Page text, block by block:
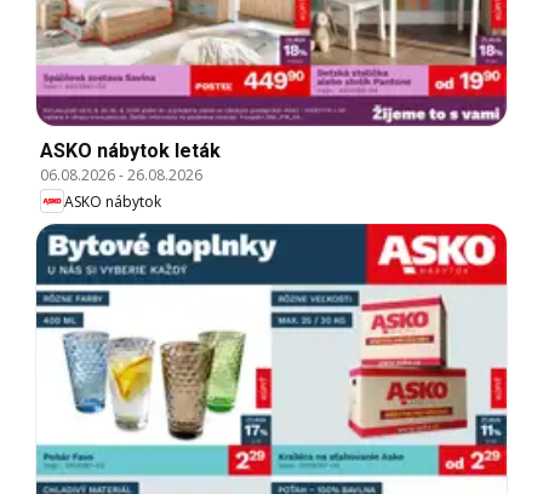
ASKO nábytok leták
06.08.2026-26.08.2026
ASKO nábytok